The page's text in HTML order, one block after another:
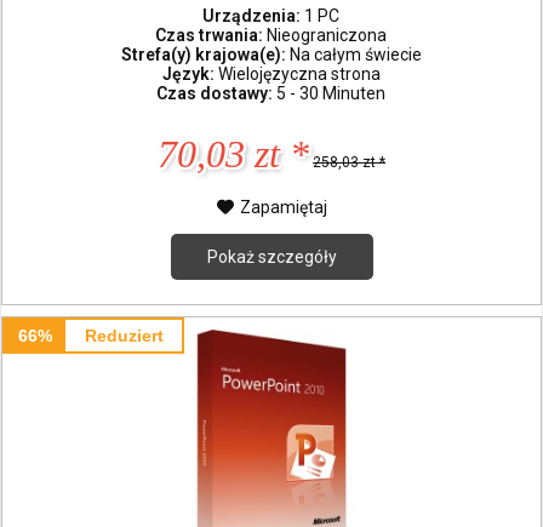
Urządzenia: 1 PC
Czas trwania: Nieograniczona
Strefa(y) krajowa(e): Na całym świecie
Język: Wielojęzyczna strona
Czas dostawy: 5 - 30 Minuten
70,03 zt * 258,03 zt *
Zapamiętaj
Pokaż szczegóły
66% Reduziert